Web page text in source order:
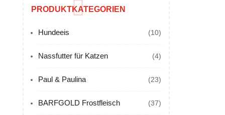
PRODUKTKATEGORIEN
Hundeeis (10)
Nassfutter für Katzen (4)
Paul & Paulina (23)
BARFGOLD Frostfleisch (37)